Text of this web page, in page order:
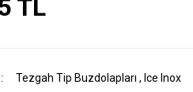
TL
Tezgah Tip Buzdolapları , Ice Inox